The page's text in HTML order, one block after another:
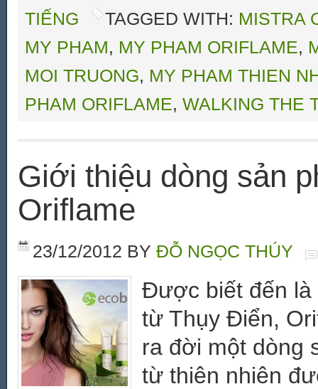
TIẾNG
TAGGED WITH: MISTRA
MY PHAM, MY PHAM ORIFLAME,
MOI TRUONG, MY PHAM THIEN
PHAM ORIFLAME, WALKING THE
Giới thiệu dòng sản
Oriflame
23/12/2012 BY ĐỖ NGỌC THÚY
Được biết đến là
từ Thụy Điển,
ra đời một dòng
từ thiên nhiên